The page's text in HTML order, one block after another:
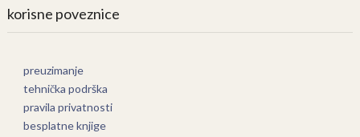
korisne poveznice
preuzimanje
tehnička podrška
pravila privatnosti
besplatne knjige